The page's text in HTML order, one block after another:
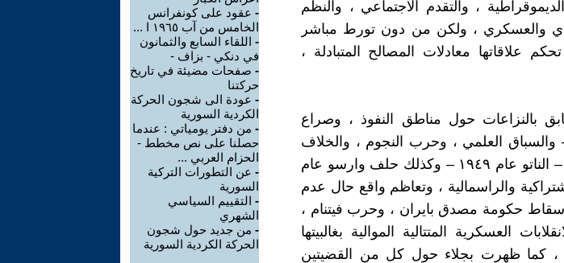
، والتقدم الاجتماعي ، والنظم
والعسكري ، ولكن من دون تورط مباشر
علاقاتها معادلات المصالح المتبادلة ،
بالنزاعات حول مناطق النفوذ ، وصراع
والسباق العلمي ، وحرب النجوم ، والخلاف
حول حصار – برلين – ثم تشكل حلف – الناتو عام ١٩٤٩ – وكذلك حلف وارسو عام
الاشتراكية والراسمالية ، وتعاظم واقع حال عدم
اسقاط حكومة مصدق بايران ، وحرب فيتنام ،
العسكرية المتتالية الموالية بغالبيتها
، كما ظهرت بجلاء حول كل من القضيتين
- عقود على كونفرانس
الخامس من آب ١٩٦٥ ا ...
- اللقاء السابع والثمانون
في دنكي - بزاف -
- صفحات مضيئة في تاريخ
حركتنا
- عودة الى شجون الحركة
الكردية السورية
- من دفتر يومياتي : عندما
حصلنا على نص مخطط -
الحزام العربي ...
- عن التطورات التركية
السورية
- التقييم السياسي
الشهري
- من جديد حول شجون
الحركة الكردية السورية